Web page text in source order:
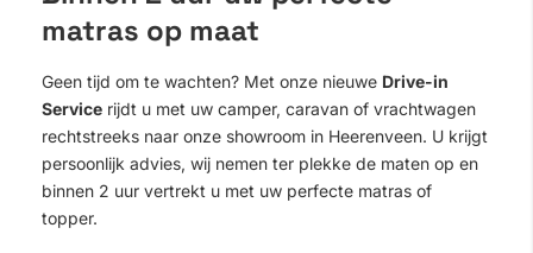
matras op maat
Geen tijd om te wachten? Met onze nieuwe Drive-in
Service rijdt u met uw camper, caravan of vrachtwagen
rechtstreeks naar onze showroom in Heerenveen. U krijgt
persoonlijk advies, wij nemen ter plekke de maten op en
binnen 2 uur vertrekt u met uw perfecte matras of
topper.